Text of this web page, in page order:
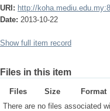
URI: http://
Date: 2013-10-22
Show full item record
Files in this item
Files Size Format
There are no files associated